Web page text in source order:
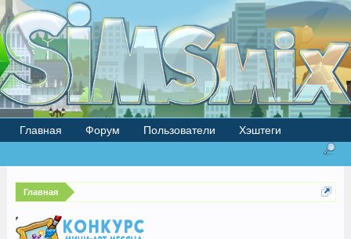
Главная
Главная Форум Пользователи Хэштеги